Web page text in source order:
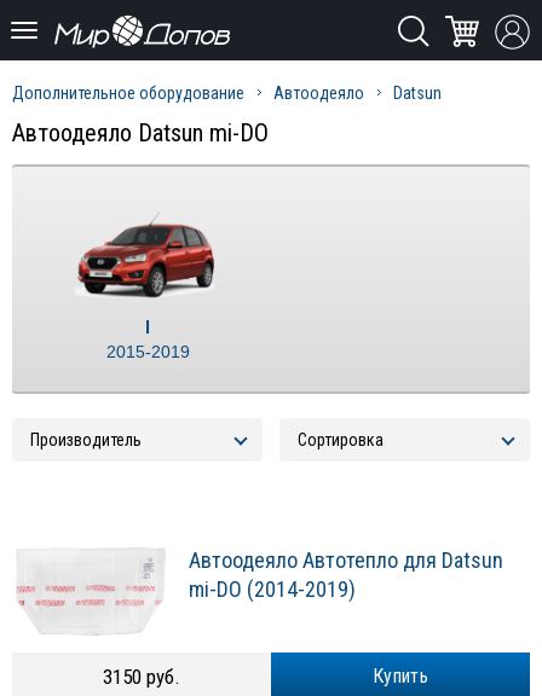
Дополнительное оборудование Автоодеяло Datsun
Автоодеяло Datsun mi-DO
I
2015-2019
Автоодеяло Автотепло для Datsun
mi-DO (2014-2019)
Купить
3150 руб.